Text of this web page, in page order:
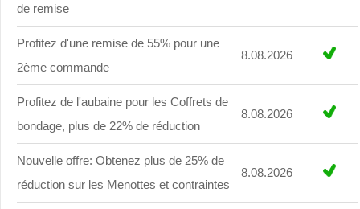
de remise
Profitez d'une remise de 55% pour une
2ème commande
8.08.2026
Profitez de l'aubaine pour les Coffrets de
bondage, plus de 22% de réduction
8.08.2026
Nouvelle offre: Obtenez plus de 25% de
réduction sur les Menottes et contraintes
8.08.2026